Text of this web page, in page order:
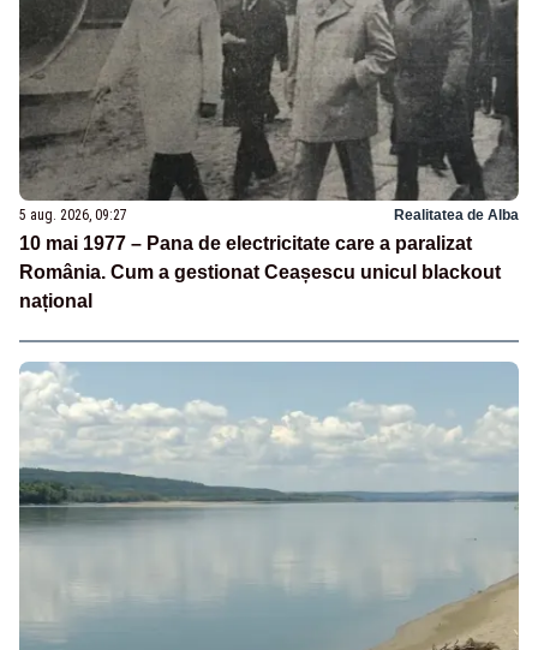
5 aug. 2026, 09:27 Realitatea de Alba
10 mai 1977 – Pana de electricitate care a paralizat
România. Cum a gestionat Ceașescu unicul blackout
național